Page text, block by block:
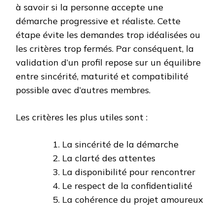
à savoir si la personne accepte une
démarche progressive et réaliste. Cette
étape évite les demandes trop idéalisées ou
les critères trop fermés. Par conséquent, la
validation d’un profil repose sur un équilibre
entre sincérité, maturité et compatibilité
possible avec d’autres membres.
Les critères les plus utiles sont :
La sincérité de la démarche
La clarté des attentes
La disponibilité pour rencontrer
Le respect de la confidentialité
La cohérence du projet amoureux